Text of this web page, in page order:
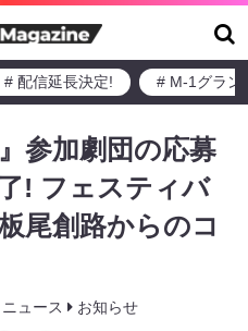
# 配信延長決定! # M-1グラン
参加劇団の応募
! フェスティバ
尾創路からのコ
ニュース お知らせ